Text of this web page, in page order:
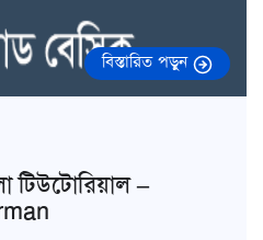
বিস্তারিত পড়ুন
টিউটোরিয়াল –